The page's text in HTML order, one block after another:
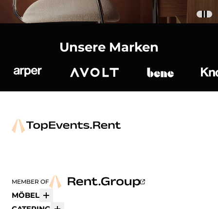
Unsere Marken
MEMBER OF
MÖBEL